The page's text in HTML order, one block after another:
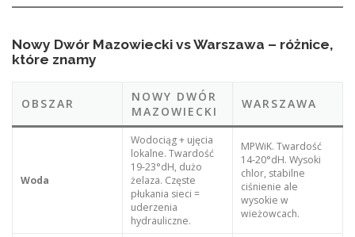
Nowy Dwór Mazowiecki vs Warszawa – różnice,
które znamy
OBSZAR
NOWY DWÓR
MAZOWIECKI
WARSZAWA
Woda
Wodociąg + ujęcia
lokalne. Twardość
19-23°dH, dużo
żelaza. Częste
płukania sieci =
uderzenia
hydrauliczne.
MPWiK. Twardość
14-20°dH. Wysoki
chlor, stabilne
ciśnienie ale
wysokie w
wieżowcach.